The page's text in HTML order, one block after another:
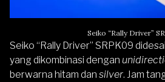
Seiko “Rally Driver”
Seiko “Rally Driver” SRPK09
yang dikombinasi dengan
berwarna hitam dan silver. Jam